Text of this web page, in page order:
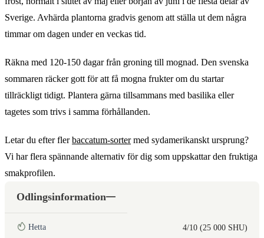
Sverige. Avhärda plantorna gradvis genom att ställa ut dem några
timmar om dagen under en veckas tid.
Räkna med 120-150 dagar från groning till mognad. Den svenska
sommaren räcker gott för att få mogna frukter om du startar
tillräckligt tidigt. Plantera gärna tillsammans med basilika eller
tagetes som trivs i samma förhållanden.
Letar du efter flerbaccatum-sortermed sydamerikanskt ursprung?
Vi har flera spännande alternativ för dig som uppskattar den fruktiga
smakprofilen.
Odlingsinformation
Hetta 4/10 (25 000 SHU)